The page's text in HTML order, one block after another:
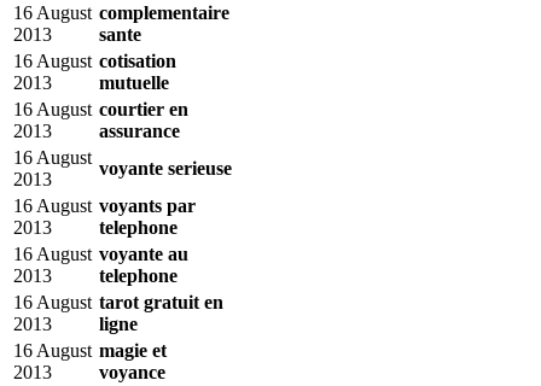
16 August
2013
complementaire
sante
16 August
2013
cotisation
mutuelle
16 August
2013
courtier en
assurance
16 August
2013
voyante serieuse
16 August
2013
voyants par
telephone
16 August
2013
voyante au
telephone
16 August
2013
tarot gratuit en
ligne
16 August
2013
magie et
voyance